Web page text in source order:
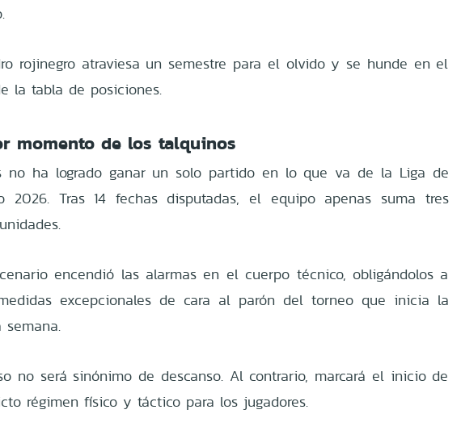
rojinegro atraviesa un semestre para el olvido y se hunde en el
la tabla de posiciones.
momento de los talquinos
no ha logrado ganar un solo partido en lo que va de la Liga de
2026. Tras 14 fechas disputadas, el equipo apenas suma tres
encendió las alarmas en el cuerpo técnico, obligándolos a
excepcionales de cara al parón del torneo que inicia la
semana.
no será sinónimo de descanso. Al contrario, marcará el inicio de
régimen físico y táctico para los jugadores.